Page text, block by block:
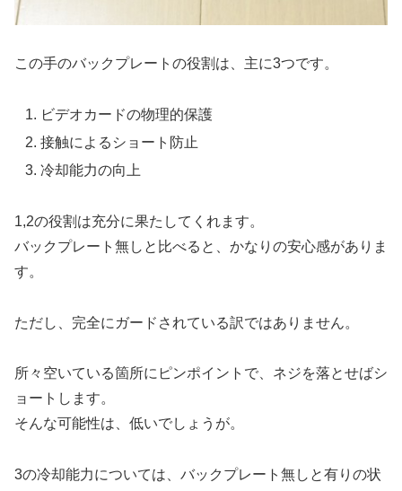
この手のバックプレートの役割は、主に3つです。
ビデオカードの物理的保護
接触によるショート防止
冷却能力の向上
1,2の役割は充分に果たしてくれます。
バックプレート無しと比べると、かなりの安心感がありま
す。
ただし、完全にガードされている訳ではありません。
所々空いている箇所にピンポイントで、ネジを落とせばシ
ョートします。
そんな可能性は、低いでしょうが。
3の冷却能力については、バックプレート無しと有りの状